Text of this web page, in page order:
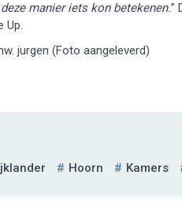
manier iets kon betekenen.”
Up.
jurgen (Foto aangeleverd)
Hoorn Kamers